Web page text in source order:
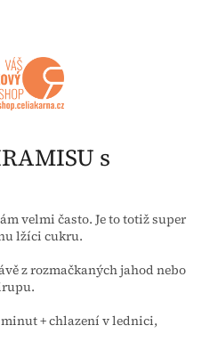
s
velmi často. Je to totiž super
lžíci cukru.
z rozmačkaných jahod nebo
+ chlazení v lednici,